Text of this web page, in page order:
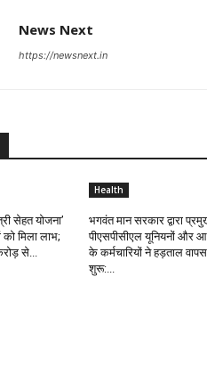
News Next
https://newsnext.in
सेहत योजना’
मिला लाभ;
से...
Health
भगवंत मान सरकार द्वारा
पीएसपीसीएल यूनियनों और
के कर्मचारियों ने हड़ताल
शुरू:...